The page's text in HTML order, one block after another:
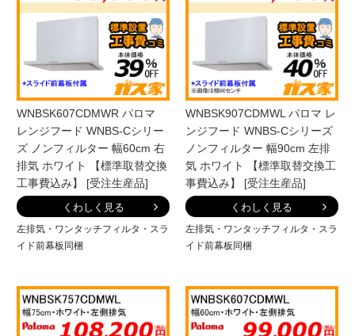
WNBSK607CDMWR パロマ
レンジフード WNBS-Cシリー
ズ ノンフィルター 幅60cm 右
排気 ホワイト 【標準取替交換
工事費込み】 [受注生産品]
くわしく見る
左排気・ワンタッチフィルタ・スラ
イド前幕板同梱
WNBSK907CDMWL パロマ レ
ンジフード WNBS-Cシリーズ
ノンフィルター 幅90cm 左排
気 ホワイト 【標準取替交換工
事費込み】 [受注生産品]
くわしく見る
左排気・ワンタッチフィルタ・スラ
イド前幕板同梱